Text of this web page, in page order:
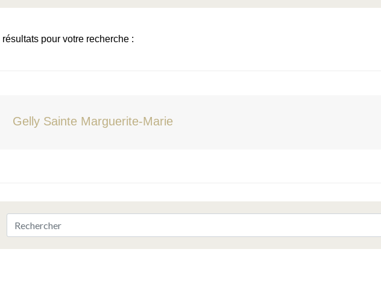
résultats pour votre recherche :
Gelly Sainte Marguerite-Marie